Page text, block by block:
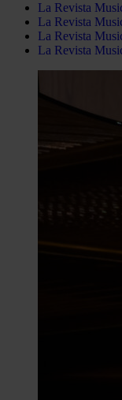
La Revista
La Revista
La Revista
La Revista